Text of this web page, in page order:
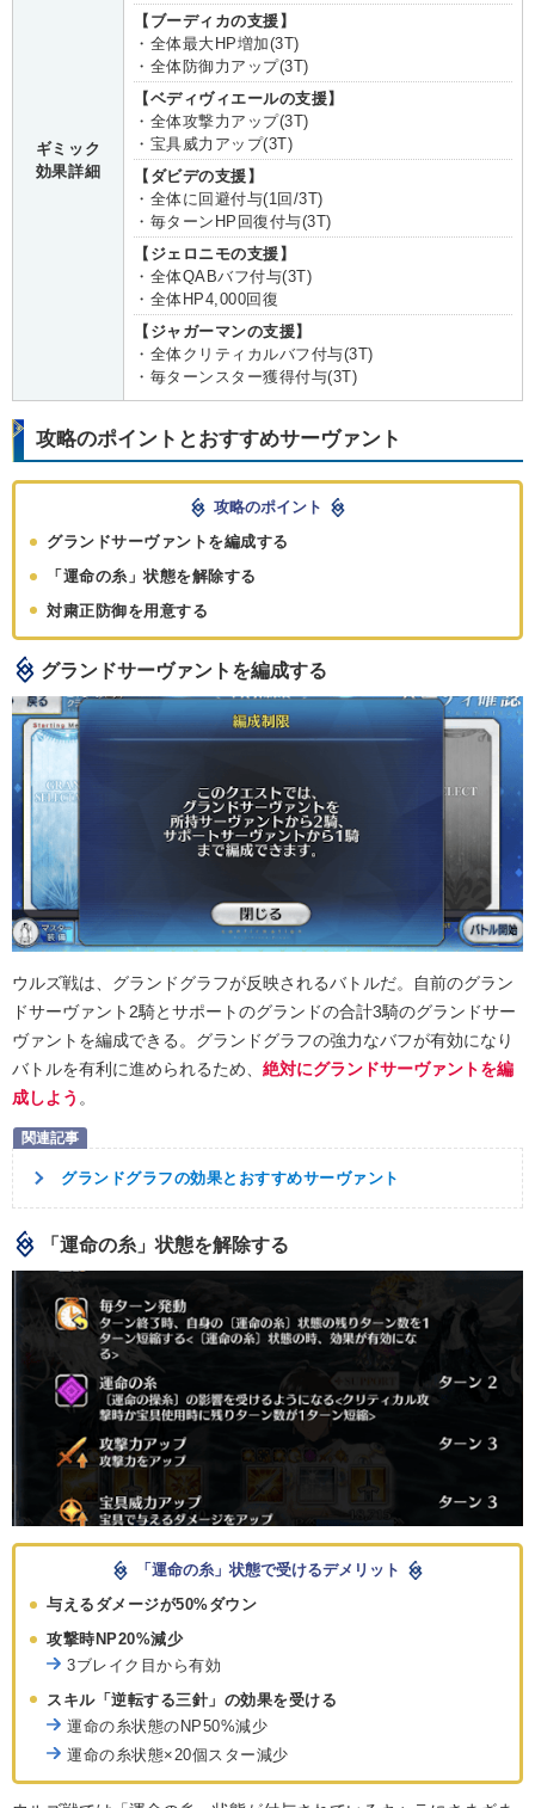
ギミック
効果詳細
【ブーディカの支援】
・全体最大HP増加(3T)
・全体防御力アップ(3T)
【ベディヴィエールの支援】
・全体攻撃力アップ(3T)
・宝具威力アップ(3T)
【ダビデの支援】
・全体に回避付与(1回/3T)
・毎ターンHP回復付与(3T)
【ジェロニモの支援】
・全体QABバフ付与(3T)
・全体HP4,000回復
【ジャガーマンの支援】
・全体クリティカルバフ付与(3T)
・毎ターンスター獲得付与(3T)
攻略のポイントとおすすめサーヴァント
攻略のポイント
グランドサーヴァントを編成する
「運命の糸」状態を解除する
対粛正防御を用意する
グランドサーヴァントを編成する
ウルズ戦は、グランドグラフが反映されるバトルだ。自前のグラン
ドサーヴァント2騎とサポートのグランドの合計3騎のグランドサー
ヴァントを編成できる。グランドグラフの強力なバフが有効になり
バトルを有利に進められるため、 絶対にグランドサーヴァントを編
成しよう 。
グランドグラフの効果とおすすめサーヴァント
「運命の糸」状態を解除する
「運命の糸」状態で受けるデメリット
与えるダメージが50%ダウン
攻撃時NP20%減少
3ブレイク目から有効
スキル「逆転する三針」の効果を受ける
運命の糸状態のNP50%減少
運命の糸状態×20個スター減少